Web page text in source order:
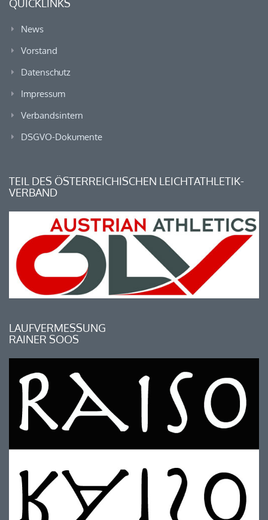
QUICKLINKS
News
Vorstand
Datenschutz
Impressum
Verbandsintern
DSGVO-Dokumente
TEIL DES ÖSTERREICHISCHEN LEICHTATHLETIK-
VERBAND
LAUFVERMESSUNG
RAINER SOOS